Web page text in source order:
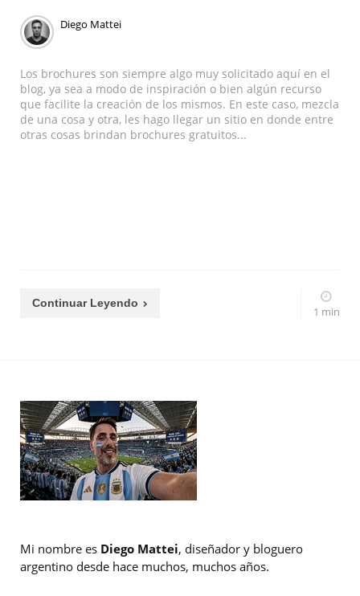
Diego Mattei
Los brochures son siempre algo muy solicitado aquí en el
blog, ya sea a modo de inspiración o bien algún recurso
que facilite la creación de los mismos. En este caso, mezcla
de una cosa y otra, les hago llegar un sitio en donde entre
otras cosas brindan brochures gratuitos...
Continuar Leyendo
1 min
Mi nombre es Diego Mattei, diseñador y bloguero
argentino desde hace muchos, muchos años.